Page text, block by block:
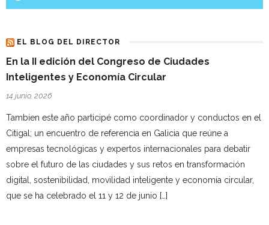
EL BLOG DEL DIRECTOR
En la II edición del Congreso de Ciudades
Inteligentes y Economía Circular
14 junio, 2026
Tambien este año participé como coordinador y conductos en el
Citigal; un encuentro de referencia en Galicia que reúne a
empresas tecnológicas y expertos internacionales para debatir
sobre el futuro de las ciudades y sus retos en transformación
digital, sostenibilidad, movilidad inteligente y economía circular,
que se ha celebrado el 11 y 12 de junio […]